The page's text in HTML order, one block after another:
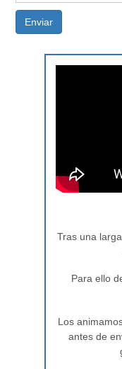
Enviar
Tras una
Para ello
Los
antes de